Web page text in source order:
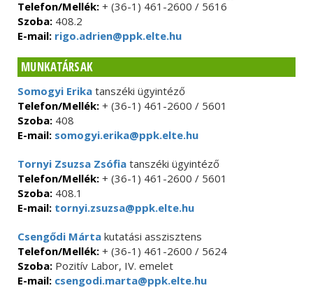
Telefon/Mellék: + (36-1) 461-2600 / 5616
Szoba: 408.2
E-mail: rigo.adrien@ppk.elte.hu
MUNKATÁRSAK
Somogyi Erika tanszéki ügyintéző
Telefon/Mellék: + (36-1) 461-2600 / 5601
Szoba: 408
E-mail: somogyi.erika@ppk.elte.hu
Tornyi Zsuzsa Zsófia tanszéki ügyintéző
Telefon/Mellék: + (36-1) 461-2600 / 5601
Szoba: 408.1
E-mail: tornyi.zsuzsa@ppk.elte.hu
Csengődi Márta kutatási asszisztens
Telefon/Mellék: + (36-1) 461-2600 / 5624
Szoba: Pozitív Labor, IV. emelet
E-mail: csengodi.marta@ppk.elte.hu